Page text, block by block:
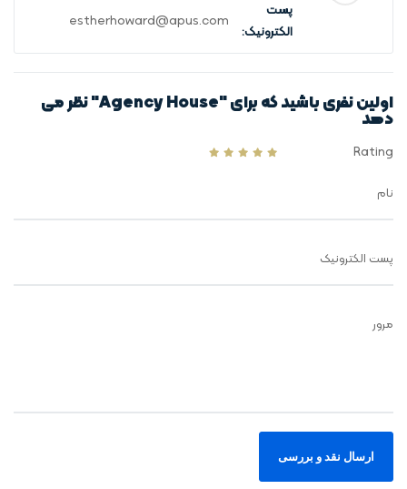
پست
الکترونیک:
estherhoward@apus.com
اولین نفری باشید که برای "Agency House" نظر می
دهد
Rating
نام
پست الکترونیک
مرور